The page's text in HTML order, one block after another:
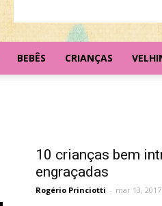
BEBÊS CRIANÇAS
10 crianças bem
engraçadas
Rogério Princiotti - mar 13, 2017